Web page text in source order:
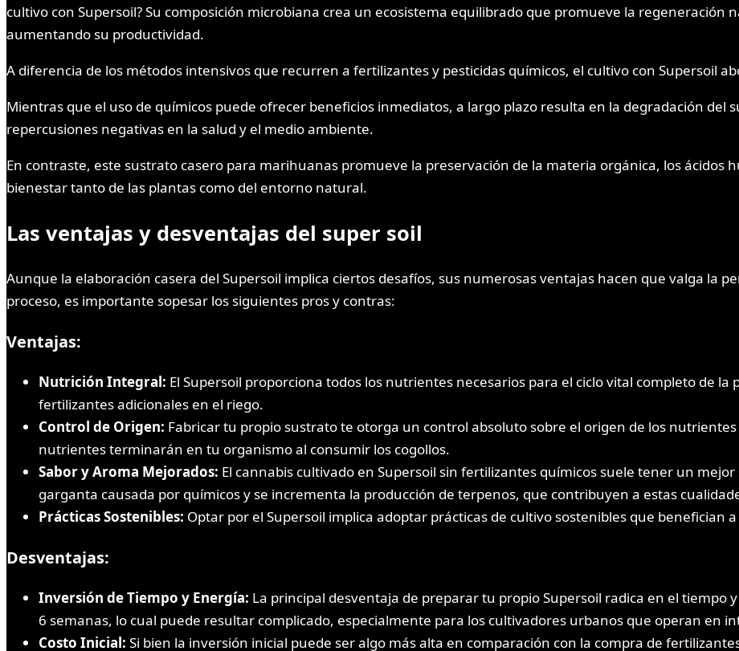
cultivo con Supersoil? Su composición microbiana crea un ecosistema equilibrado que promueve la
aumentando su productividad.
A diferencia de los métodos intensivos que recurren a fertilizantes y pesticidas químicos, el cultivo con Supersoil
Mientras que el uso de químicos puede ofrecer beneficios inmediatos, a largo plazo resulta en la degradación del
repercusiones negativas en la salud y el medio ambiente.
En contraste, este sustrato casero para marihuanas promueve la preservación de la materia orgánica, los ácidos
bienestar tanto de las plantas como del entorno natural.
Las ventajas y desventajas del super soil
Aunque la elaboración casera del Supersoil implica ciertos desafíos, sus numerosas ventajas hacen que valga la
proceso, es importante sopesar los siguientes pros y contras:
Ventajas:
Nutrición Integral: El Supersoil proporciona todos los nutrientes necesarios para el ciclo vital completo de
fertilizantes adicionales en el riego.
Control de Origen: Fabricar tu propio sustrato te otorga un control absoluto sobre el origen de los
nutrientes terminarán en tu organismo al consumir los cogollos.
Sabor y Aroma Mejorados: El cannabis cultivado en Supersoil sin fertilizantes químicos suele tener un
garganta causada por químicos y se incrementa la producción de terpenos, que contribuyen a estas
Prácticas Sostenibles: Optar por el Supersoil implica adoptar prácticas de cultivo sostenibles que benefician
Desventajas:
Inversión de Tiempo y Energía: La principal desventaja de preparar tu propio Supersoil radica en el tiempo
6 semanas, lo cual puede resultar complicado, especialmente para los cultivadores urbanos que operan en
Costo Inicial: Si bien la inversión inicial puede ser algo más alta en comparación con la compra de